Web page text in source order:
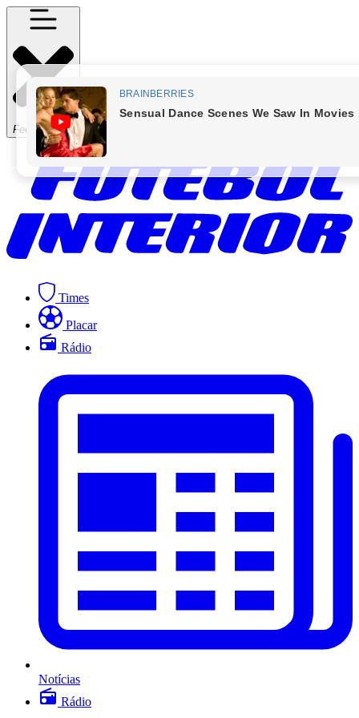
Fechar Menu
Times
Placar
Rádio
Notícias
Rádio